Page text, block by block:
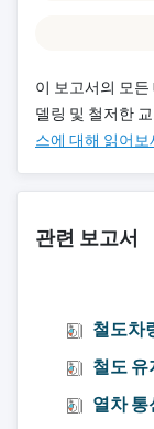
이 보고서의 모
델링 및 철저한
스에 대해 읽어
관련 보고서
철도차
철도
열차